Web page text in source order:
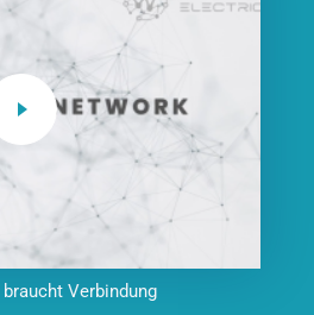
Verbindung